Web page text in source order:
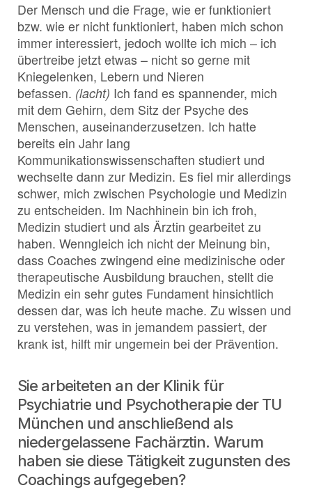
Der Mensch und die Frage, wie er funktioniert
bzw. wie er nicht funktioniert, haben mich schon
immer interessiert, jedoch wollte ich mich – ich
übertreibe jetzt etwas – nicht so gerne mit
Kniegelenken, Lebern und Nieren
befassen. (lacht) Ich fand es spannender, mich
mit dem Gehirn, dem Sitz der Psyche des
Menschen, auseinanderzusetzen. Ich hatte
bereits ein Jahr lang
Kommunikationswissenschaften studiert und
wechselte dann zur Medizin. Es fiel mir allerdings
schwer, mich zwischen Psychologie und Medizin
zu entscheiden. Im Nachhinein bin ich froh,
Medizin studiert und als Ärztin gearbeitet zu
haben. Wenngleich ich nicht der Meinung bin,
dass Coaches zwingend eine medizinische oder
therapeutische Ausbildung brauchen, stellt die
Medizin ein sehr gutes Fundament hinsichtlich
dessen dar, was ich heute mache. Zu wissen und
zu verstehen, was in jemandem passiert, der
krank ist, hilft mir ungemein bei der Prävention.
Sie arbeiteten an der Klinik für
Psychiatrie und Psychotherapie der TU
München und anschließend als
niedergelassene Fachärztin. Warum
haben sie diese Tätigkeit zugunsten des
Coachings aufgegeben?